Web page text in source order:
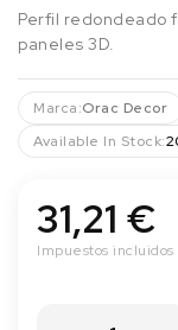
Perfil redondeado
paneles 3D.
Marca:Orac Decor
Available In Stock:
31,21 €
Impuestos incluidos